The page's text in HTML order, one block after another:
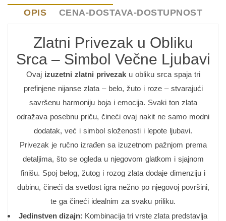
OPIS CENA-DOSTAVA-DOSTUPNOST
Zlatni Privezak u Obliku
Srca – Simbol Večne Ljubavi
Ovaj izuzetni zlatni privezaku obliku srca spaja tri
prefinjene nijanse zlata – belo, žuto i roze – stvarajući
savršenu harmoniju boja i emocija. Svaki ton zlata
odražava posebnu priču, čineći ovaj nakit ne samo modni
dodatak, već i simbol složenosti i lepote ljubavi.
Privezak je ručno izrađen sa izuzetnom pažnjom prema
detaljima, što se ogleda u njegovom glatkom i sjajnom
finišu. Spoj belog, žutog i rozog zlata dodaje dimenziju i
dubinu, čineći da svetlost igra nežno po njegovoj površini,
te ga čineći idealnim za svaku priliku.
Jedinstven dizajn: Kombinacija tri vrste zlata predstavlja